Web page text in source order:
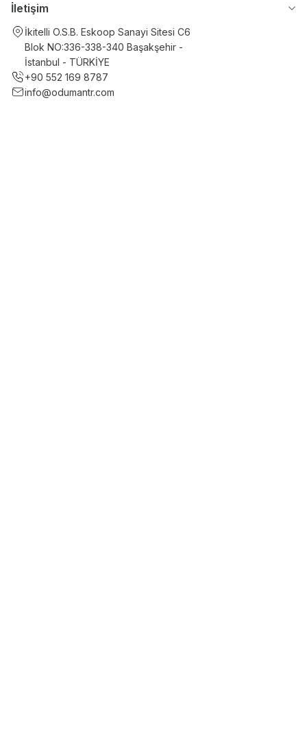
İletişim
İkitelli O.S.B. Eskoop Sanayi Sitesi C6
Blok NO:336-338-340 Başakşehir -
İstanbul - TÜRKİYE
+90 552 169 8787
info@odumantr.com